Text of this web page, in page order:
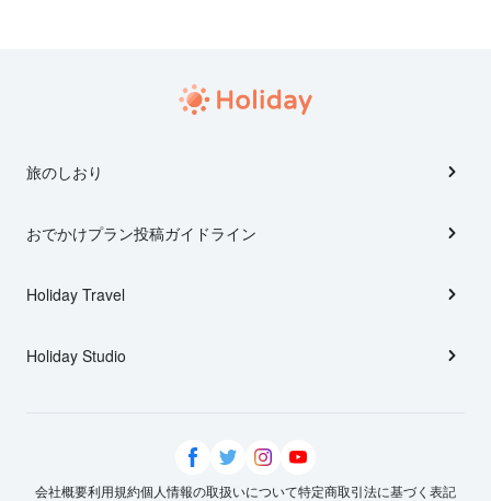
旅のしおり
おでかけプラン投稿ガイドライン
Holiday Travel
Holiday Studio
会社概要利用規約個人情報の取扱いについて特定商取引法に基づく表記